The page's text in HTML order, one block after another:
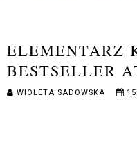
ELEMENTARZ
BESTSELLER
WIOLETA SADOWSKA